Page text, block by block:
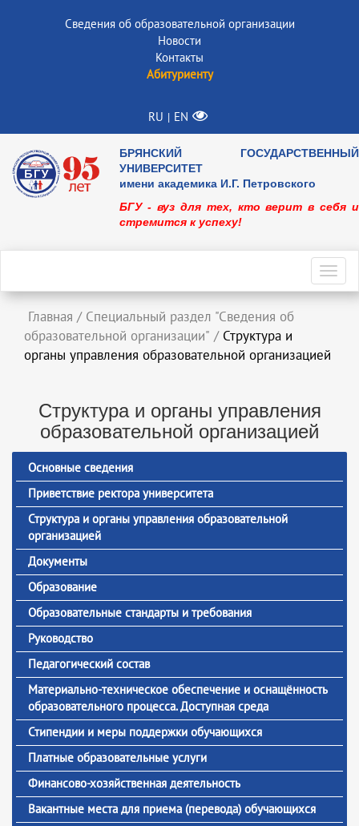
Сведения об образовательной организации
Новости
Контакты
Абитуриенту
RU | EN
БРЯНСКИЙ ГОСУДАРСТВЕННЫЙ
УНИВЕРСИТЕТ
имени академика И.Г. Петровского
БГУ - вуз для тех, кто верит в себя и
стремится к успеху!
Главная / Специальный раздел "Сведения об
образовательной организации" / Структура и
органы управления образовательной организацией
Структура и органы управления
образовательной организацией
Основные сведения
Приветствие ректора университета
Структура и органы управления образовательной
организацией
Документы
Образование
Образовательные стандарты и требования
Руководство
Педагогический состав
Материально-техническое обеспечение и оснащённость
образовательного процесса. Доступная среда
Стипендии и меры поддержки обучающихся
Платные образовательные услуги
Финансово-хозяйственная деятельность
Вакантные места для приема (перевода) обучающихся